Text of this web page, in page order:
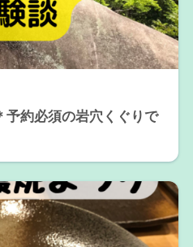
予約必須の岩穴くぐりで